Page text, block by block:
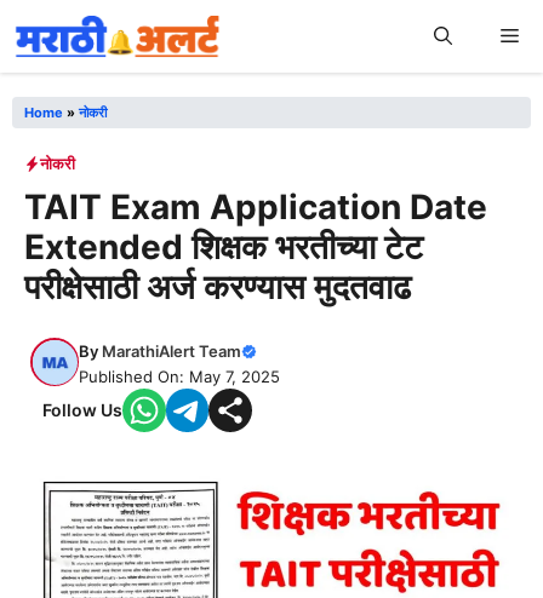
to
content
Home »नोकरी
नोकरी
TAIT Exam Application Date
Extended शिक्षक भरतीच्या टेट
परीक्षेसाठी अर्ज करण्यास मुदतवाढ
By MarathiAlert Team
Published On: May 7, 2025
Follow Us